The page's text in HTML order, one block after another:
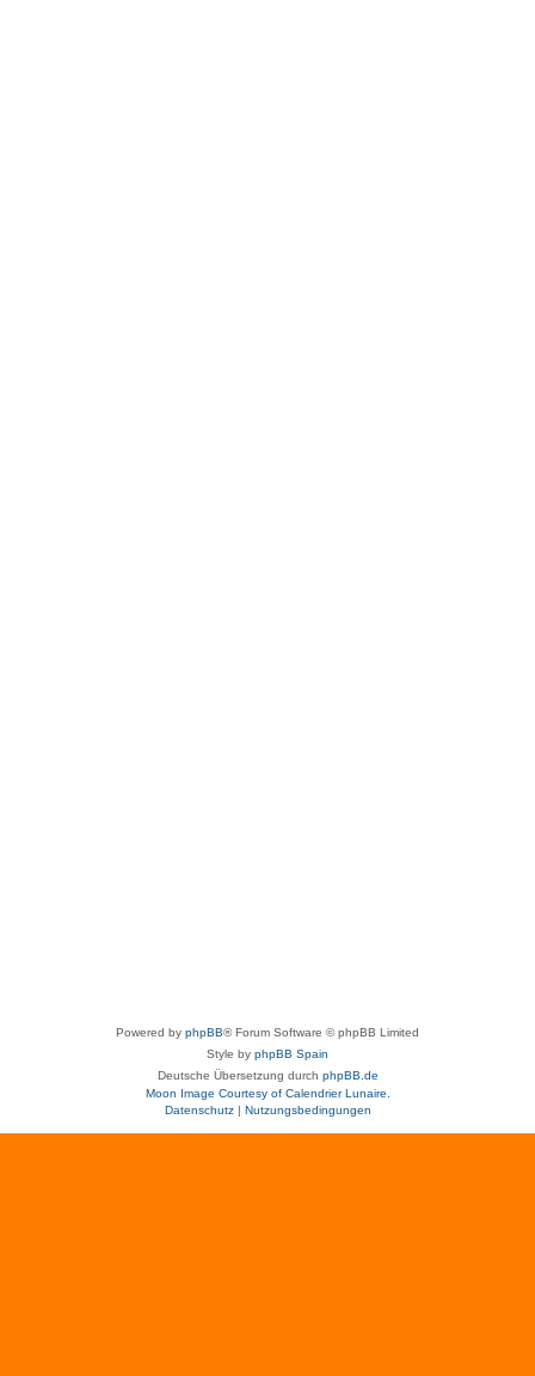
Powered by phpBB® Forum Software © phpBB Limited
Style by phpBB Spain
Deutsche Übersetzung durch phpBB.de
Moon Image Courtesy of Calendrier Lunaire.
Datenschutz| Nutzungsbedingungen